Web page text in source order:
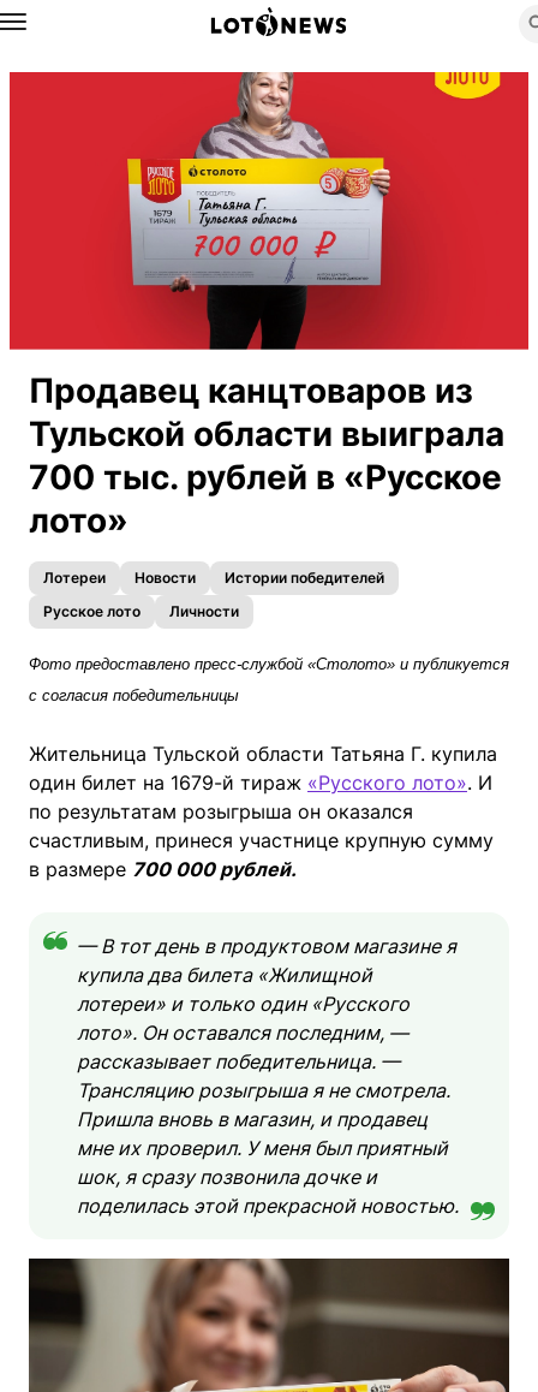
Назад
Продавец канцтоваров из
Тульской области выиграла
700 тыс. рублей в «Русское
лото»
Лотереи Новости
Истории победителей
Русское лото
Личности
Фото предоставлено пресс-службой «Столото» и публикуется
с согласия победительницы
Жительница Тульской области Татьяна Г. купила
один билет на 1679-й тираж «Русского лото». И
по результатам розыгрыша он оказался
счастливым, принеся участнице крупную сумму
в размере 700 000 рублей.
— В тот день в продуктовом магазине я
купила два билета «Жилищной
лотереи» и только один «Русского
лото». Он оставался последним, —
рассказывает победительница. —
Трансляцию розыгрыша я не смотрела.
Пришла вновь в магазин, и продавец
мне их проверил. У меня был приятный
шок, я сразу позвонила дочке и
поделилась этой прекрасной новостью.